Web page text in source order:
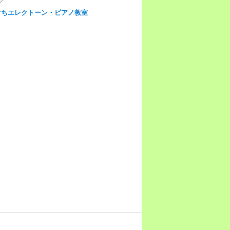
エレクトーン・ピアノ教室